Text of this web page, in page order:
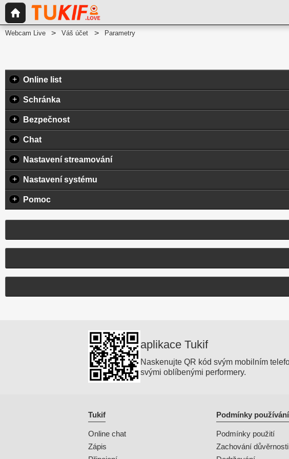
Webcam Live Váš účet Parametry
+ Online list
+ Schránka
+ Bezpečnost
+ Chat
+ Nastavení streamování
+ Nastavení systému
+ Pomoc
aplikace Tukif
Naskenujte QR kód svým mobilním
svými oblíbenými performery.
Tukif
Online chat
Zápis
Podmínky
Podmínky použití
Zachování důvěrnosti